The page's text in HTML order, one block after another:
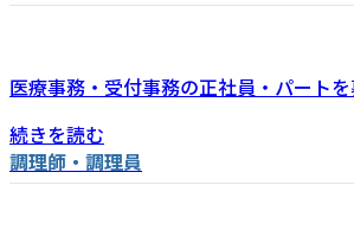
医療事務・受付事務の正社員・パートを
続きを読む
調理師・調理員